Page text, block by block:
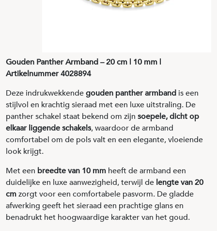
Gouden Panther Armband – 20 cm | 10 mm |
Artikelnummer 4028894
Deze indrukwekkendegouden panther armband is een
stijlvol en krachtig sieraad met een luxe uitstraling. De
panther schakel staat bekend om zijn soepele, dicht op
elkaar liggende schakels, waardoor de armband
comfortabel om de pols valt en een elegante, vloeiende
look krijgt.
Met een breedte van 10 mm heeft de armband een
duidelijke en luxe aanwezigheid, terwijl de lengte van 20
cmzorgt voor een comfortabele pasvorm. De gladde
afwerking geeft het sieraad een prachtige glans en
benadrukt het hoogwaardige karakter van het goud.